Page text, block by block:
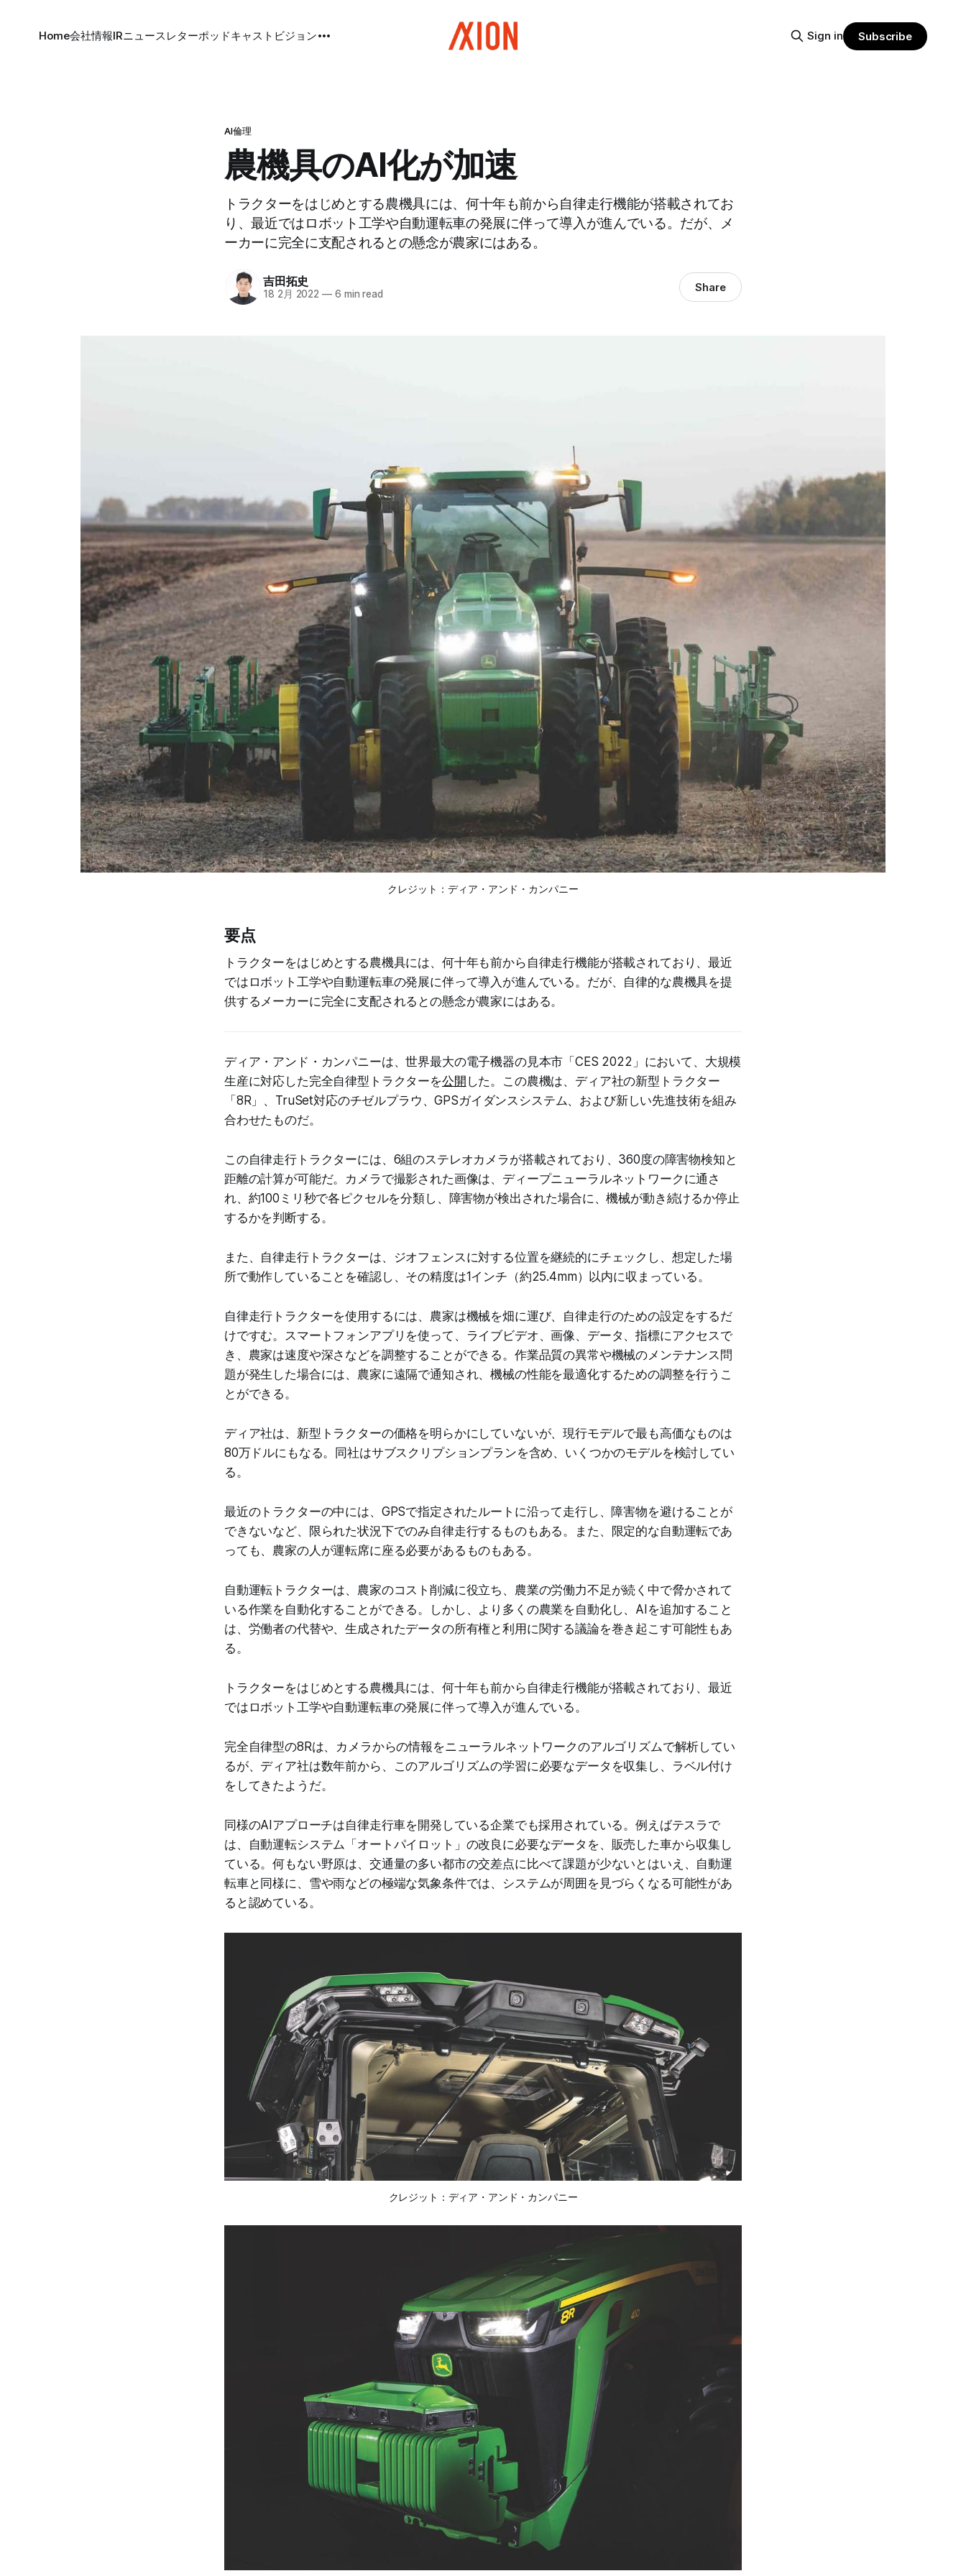
Home会社情報IRニュースレターポッドキャスト ビジョン Sign in Subscribe
AI倫理
農機具のAI化が加速
トラクターをはじめとする農機具には、何十年も前から自律走行機能が搭載されてお
り、最近ではロボット工学や自動運転車の発展に伴って導入が進んでいる。だが、メ
ーカーに完全に支配されるとの懸念が農家にはある。
吉田拓史
18 2月 2022 — 6 min read Share
クレジット：ディア・アンド・カンパニー
要点
トラクターをはじめとする農機具には、何十年も前から自律走行機能が搭載されており、最近
ではロボット工学や自動運転車の発展に伴って導入が進んでいる。だが、自律的な農機具を提
供するメーカーに完全に支配されるとの懸念が農家にはある。
ディア・アンド・カンパニーは、世界最大の電子機器の見本市「CES 2022」において、大規模
生産に対応した完全自律型トラクターを公開 した。この農機は、ディア社の新型トラクター
「8R」、TruSet対応のチゼルプラウ、GPSガイダンスシステム、および新しい先進技術を組み
合わせたものだ。
この自律走行トラクターには、6組のステレオカメラが搭載されており、360度の障害物検知と
距離の計算が可能だ。カメラで撮影された画像は、ディープニューラルネットワークに通さ
れ、約100ミリ秒で各ピクセルを分類し、障害物が検出された場合に、機械が動き続けるか停止
するかを判断する。
また、自律走行トラクターは、ジオフェンスに対する位置を継続的にチェックし、想定した場
所で動作していることを確認し、その精度は1インチ（約25.4mm）以内に収まっている。
自律走行トラクターを使用するには、農家は機械を畑に運び、自律走行のための設定をするだ
けですむ。スマートフォンアプリを使って、ライブビデオ、画像、データ、指標にアクセスで
き、農家は速度や深さなどを調整することができる。作業品質の異常や機械のメンテナンス問
題が発生した場合には、農家に遠隔で通知され、機械の性能を最適化するための調整を行うこ
とができる。
ディア社は、新型トラクターの価格を明らかにしていないが、現行モデルで最も高価なものは
80万ドルにもなる。同社はサブスクリプションプランを含め、いくつかのモデルを検討してい
る。
最近のトラクターの中には、GPSで指定されたルートに沿って走行し、障害物を避けることが
できないなど、限られた状況下でのみ自律走行するものもある。また、限定的な自動運転であ
っても、農家の人が運転席に座る必要があるものもある。
自動運転トラクターは、農家のコスト削減に役立ち、農業の労働力不足が続く中で脅かされて
いる作業を自動化することができる。しかし、より多くの農業を自動化し、AIを追加すること
は、労働者の代替や、生成されたデータの所有権と利用に関する議論を巻き起こす可能性もあ
る。
トラクターをはじめとする農機具には、何十年も前から自律走行機能が搭載されており、最近
ではロボット工学や自動運転車の発展に伴って導入が進んでいる。
完全自律型の8Rは、カメラからの情報をニューラルネットワークのアルゴリズムで解析してい
るが、ディア社は数年前から、このアルゴリズムの学習に必要なデータを収集し、ラベル付け
をしてきたようだ。
同様のAIアプローチは自律走行車を開発している企業でも採用されている。例えばテスラで
は、自動運転システム「オートパイロット」の改良に必要なデータを、販売した車から収集し
ている。何もない野原は、交通量の多い都市の交差点に比べて課題が少ないとはいえ、自動運
転車と同様に、雪や雨などの極端な気象条件では、システムが周囲を見づらくなる可能性があ
ると認めている。
クレジット：ディア・アンド・カンパニー